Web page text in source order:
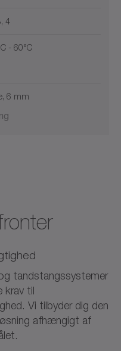
4
- 60°C
6 mm
tandstangssystemer
krav til
Vi tilbyder dig den
afhængigt af